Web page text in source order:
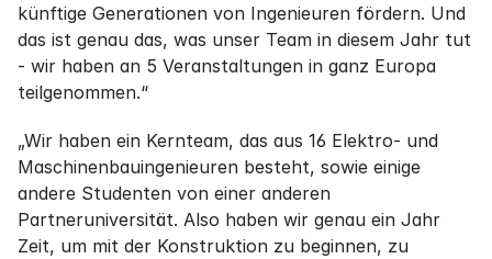
künftige Generationen von Ingenieuren fördern. Und
das ist genau das, was unser Team in diesem Jahr tut
- wir haben an 5 Veranstaltungen in ganz Europa
teilgenommen.“
„Wir haben ein Kernteam, das aus 16 Elektro- und
Maschinenbauingenieuren besteht, sowie einige
andere Studenten von einer anderen
Partneruniversität. Also haben wir genau ein Jahr
Zeit, um mit der Konstruktion zu beginnen, zu